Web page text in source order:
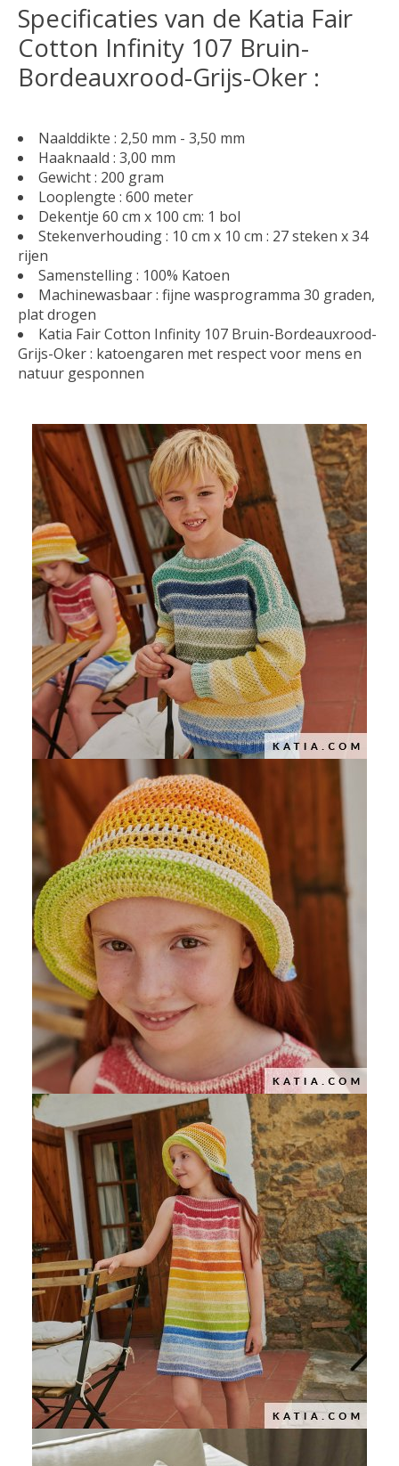
Specificaties van de Katia Fair
Cotton Infinity 107 Bruin-
Bordeauxrood-Grijs-Oker :
Naalddikte : 2,50 mm - 3,50 mm
Haaknaald : 3,00 mm
Gewicht : 200 gram
Looplengte : 600 meter
Dekentje 60 cm x 100 cm: 1 bol
Stekenverhouding : 10 cm x 10 cm : 27 steken x 34
rijen
Samenstelling : 100% Katoen
Machinewasbaar : fijne wasprogramma 30 graden,
plat drogen
Katia Fair Cotton Infinity 107 Bruin-Bordeauxrood-
Grijs-Oker : katoengaren met respect voor mens en
natuur gesponnen